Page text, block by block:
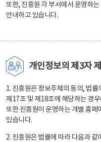
또한, 진흥원 각 부서에서 운영하
안내하고 있습니다.
개인정보의 제3자
1. 진흥원은 정보주체의 동의, 법률
제17조 및 제18조에 해당하는 경
또한 진흥원이 운영하는 개별 홈
있습니다.
2. 진흥원은 법률에 따라 다음과 같